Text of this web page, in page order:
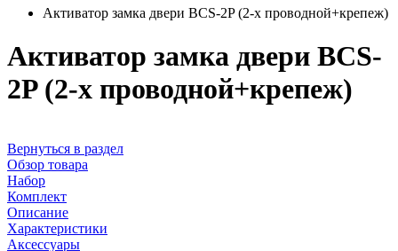
Активатор замка двери BCS-2P (2-х проводной+крепеж)
Активатор замка двери BCS-
2P (2-х проводной+крепеж)
Вернуться в раздел
Обзор товара
Набор
Комплект
Описание
Характеристики
Аксессуары